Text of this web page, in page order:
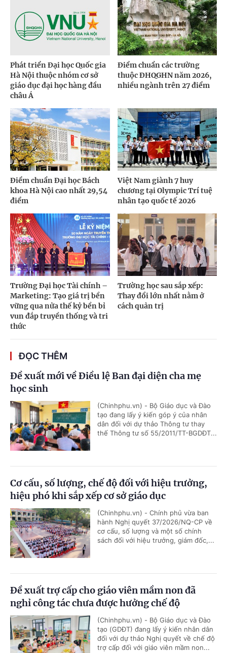
Phát triển Đại học Quốc gia
Hà Nội thuộc nhóm cơ sở
giáo dục đại học hàng đầu
châu Á
Điểm chuẩn các trường
thuộc ĐHQGHN năm 2026,
nhiều ngành trên 27 điểm
Điểm chuẩn Đại học Bách
khoa Hà Nội cao nhất 29,54
điểm
Việt Nam giành 7 huy
chương tại Olympic Trí tuệ
nhân tạo quốc tế 2026
Trường Đại học Tài chính –
Marketing: Tạo giá trị bền
vững qua nửa thế kỷ bền bỉ
vun đắp truyền thống và tri
thức
Trường học sau sắp xếp:
Thay đổi lớn nhất nằm ở
cách quản trị
ĐỌC THÊM
Đề xuất mới về Điều lệ Ban đại diện cha mẹ
học sinh
(Chinhphu.vn) - Bộ Giáo dục và Đào
tạo đang lấy ý kiến góp ý của nhân
dân đối với dự thảo Thông tư thay
thế Thông tư số 55/2011/TT-BGDĐT...
Cơ cấu, số lượng, chế độ đối với hiệu trưởng,
hiệu phó khi sắp xếp cơ sở giáo dục
(Chinhphu.vn) - Chính phủ vừa ban
hành Nghị quyết 37/2026/NQ-CP về
cơ cấu, số lượng và một số chính
sách đối với hiệu trưởng, giám đốc,...
Đề xuất trợ cấp cho giáo viên mầm non đã
nghỉ công tác chưa được hưởng chế độ
(Chinhphu.vn) - Bộ Giáo dục và Đào
tạo (GDĐT) đang lấy ý kiến nhân dân
đối với dự thảo Nghị quyết về chế độ
trợ cấp đối với giáo viên mầm non...